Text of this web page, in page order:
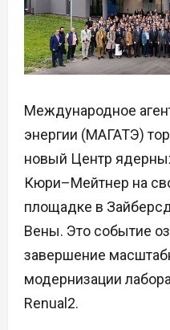
Международное
энергии (МАГАТЭ)
новый Центр
Кюри–Мейтнер на
площадке в
Вены. Это событие
завершение
модернизации
Renual2.